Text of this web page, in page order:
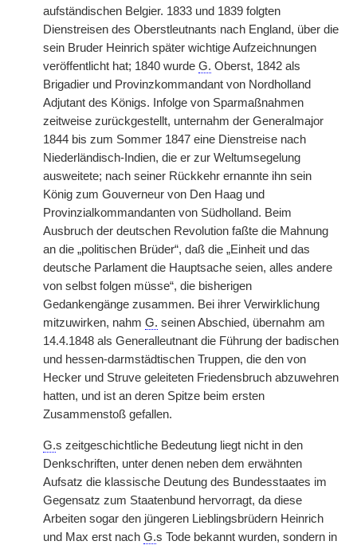
aufständischen Belgier. 1833 und 1839 folgten
Dienstreisen des Oberstleutnants nach England, über die
sein Bruder Heinrich später wichtige Aufzeichnungen
veröffentlicht hat; 1840 wurde G. Oberst, 1842 als
Brigadier und Provinzkommandant von Nordholland
Adjutant des Königs. Infolge von Sparmaßnahmen
zeitweise zurückgestellt, unternahm der Generalmajor
1844 bis zum Sommer 1847 eine Dienstreise nach
Niederländisch-Indien, die er zur Weltumsegelung
ausweitete; nach seiner Rückkehr ernannte ihn sein
König zum Gouverneur von Den Haag und
Provinzialkommandanten von Südholland. Beim
Ausbruch der deutschen Revolution faßte die Mahnung
an die „politischen Brüder“, daß die „Einheit und das
deutsche Parlament die Hauptsache seien, alles andere
von selbst folgen müsse“, die bisherigen
Gedankengänge zusammen. Bei ihrer Verwirklichung
mitzuwirken, nahm G. seinen Abschied, übernahm am
14.4.1848 als Generalleutnant die Führung der badischen
und hessen-darmstädtischen Truppen, die den von
Hecker und Struve geleiteten Friedensbruch abzuwehren
hatten, und ist an deren Spitze beim ersten
Zusammenstoß gefallen.
G.s zeitgeschichtliche Bedeutung liegt nicht in den
Denkschriften, unter denen neben dem erwähnten
Aufsatz die klassische Deutung des Bundesstaates im
Gegensatz zum Staatenbund hervorragt, da diese
Arbeiten sogar den jüngeren Lieblingsbrüdern Heinrich
und Max erst nach G.s Tode bekannt wurden, sondern in